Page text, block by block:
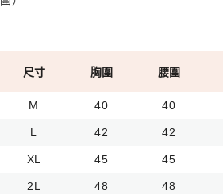
尺寸 胸圍 腰圍
M 40 40
L 42 42
XL 45 45
2L 48 48